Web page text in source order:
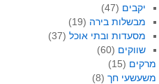
יקבים (47)
מבשלות בירה (19)
מסעדות ובתי אוכל (37)
שווקים (60)
מרקים (15)
משעשעי חך(8)